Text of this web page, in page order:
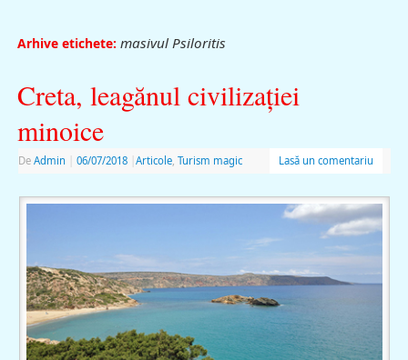
Arhive etichete: masivul Psiloritis
Creta, leagănul civilizaţiei
minoice
De Admin 06/07/2018 Articole, Turism magic Lasă un comentariu